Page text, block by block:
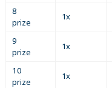
8
prize
1x
9
prize
1x
10
prize
1x